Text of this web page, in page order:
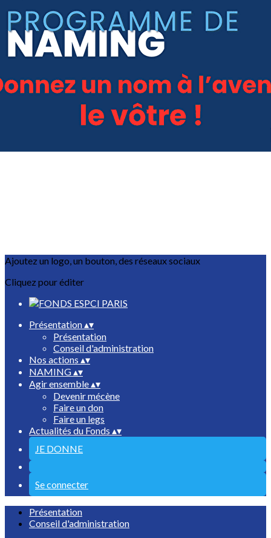
Exporter les lignes sélectionnées
Exporter toutes les colonnes
Exporter uniquement les colonnes affichées
?>
Ajoutez un logo, un bouton, des réseaux sociaux
Cliquez pour éditer
Présentation▴▾
Présentation
Conseil d'administration
Nos actions ▴▾
NAMING▴▾
Agir ensemble▴▾
Devenir mécène
Faire un don
Faire un legs
Actualités du Fonds ▴▾
JE DONNE
Se connecter
Présentation
Conseil d'administration